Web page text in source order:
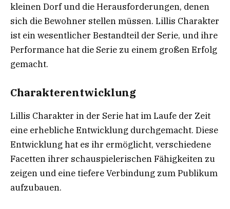
kleinen Dorf und die Herausforderungen, denen
sich die Bewohner stellen müssen. Lillis Charakter
ist ein wesentlicher Bestandteil der Serie, und ihre
Performance hat die Serie zu einem großen Erfolg
gemacht.
Charakterentwicklung
Lillis Charakter in der Serie hat im Laufe der Zeit
eine erhebliche Entwicklung durchgemacht. Diese
Entwicklung hat es ihr ermöglicht, verschiedene
Facetten ihrer schauspielerischen Fähigkeiten zu
zeigen und eine tiefere Verbindung zum Publikum
aufzubauen.